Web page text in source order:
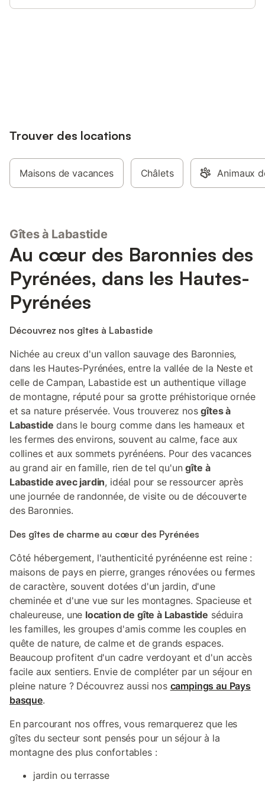
souhaitiez visiter la
rendre sur les pistes
Trouver des locations
Maisons de vacances Châlets Animaux
Gîtes à Labastide
Au cœur des Baronnies des
Pyrénées, dans les Hautes-
Pyrénées
Découvrez nos gîtes à Labastide
Nichée au creux d'un vallon sauvage des Baronnies,
dans les Hautes-Pyrénées, entre la vallée de la Neste et
celle de Campan, Labastide est un authentique village
de montagne, réputé pour sa grotte préhistorique ornée
et sa nature préservée. Vous trouverez nosgîtes à
Labastide dans le bourg comme dans les hameaux et
les fermes des environs, souvent au calme, face aux
collines et aux sommets pyrénéens. Pour des vacances
au grand air en famille, rien de tel qu'ungîte à
Labastide avec jardin, idéal pour se ressourcer après
une journée de randonnée, de visite ou de découverte
des Baronnies.
Des gîtes de charme au cœur des Pyrénées
Côté hébergement, l'authenticité pyrénéenne est reine :
maisons de pays en pierre, granges rénovées ou fermes
de caractère, souvent dotées d'un jardin, d'une
cheminée et d'une vue sur les montagnes. Spacieuse et
chaleureuse, une location de gîte à Labastide séduira
les familles, les groupes d'amis comme les couples en
quête de nature, de calme et de grands espaces.
Beaucoup profitent d'un cadre verdoyant et d'un accès
facile aux sentiers. Envie de compléter par un séjour en
pleine nature ? Découvrez aussi nos campings au Pays
basque.
En parcourant nos offres, vous remarquerez que les
gîtes du secteur sont pensés pour un séjour à la
montagne des plus confortables :
jardin ou terrasse